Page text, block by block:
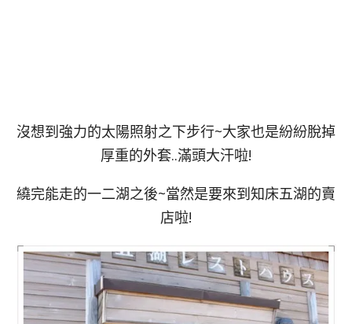
沒想到強力的太陽照射之下步行~大家也是紛紛脫掉
厚重的外套..滿頭大汗啦!
繞完能走的一二湖之後~當然是要來到知床五湖的賣
店啦!